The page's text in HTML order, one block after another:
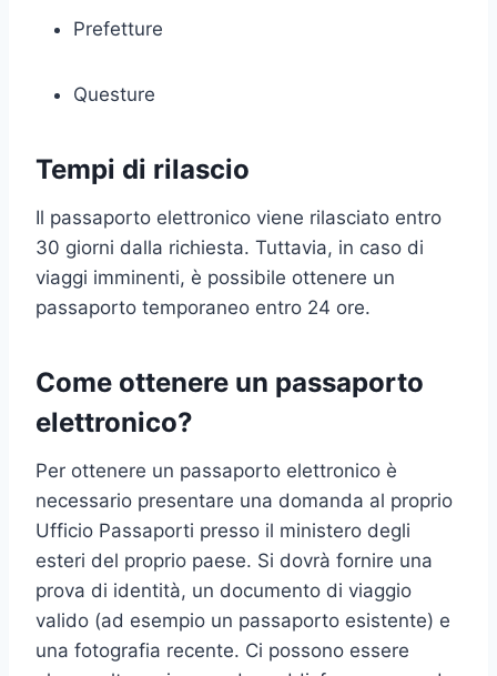
Prefetture
Questure
Tempi di rilascio
Il passaporto elettronico viene rilasciato entro
30 giorni dalla richiesta. Tuttavia, in caso di
viaggi imminenti, è possibile ottenere un
passaporto temporaneo entro 24 ore.
Come ottenere un passaporto
elettronico?
Per ottenere un passaporto elettronico è
necessario presentare una domanda al proprio
Ufficio Passaporti presso il ministero degli
esteri del proprio paese. Si dovrà fornire una
prova di identità, un documento di viaggio
valido (ad esempio un passaporto esistente) e
una fotografia recente. Ci possono essere